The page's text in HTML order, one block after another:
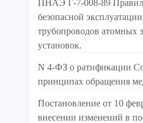
ПНАЭ Г-7-008-89
безопасной
трубопроводов атомных
установок.
N 4-ФЗ о ратификации
принципах обращения
Постановление от 10
внесении изменений в